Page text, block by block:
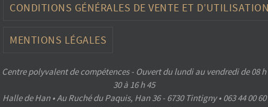
CONDITIONS GÉNÉRALES DE VENTE ET
MENTIONS LÉGALES
Centre polyvalent de compétences - Ouvert du lundi au vendredi de 08 h
30 à 16 h 45
Halle de Han • Au Ruché du Paquis, Han 36 - 6730 Tintigny • 063 44 00 60